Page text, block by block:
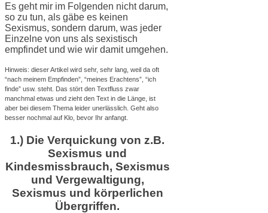
Es geht mir im Folgenden nicht darum,
so zu tun, als gäbe es keinen
Sexismus, sondern darum, was jeder
Einzelne von uns als sexistisch
empfindet und wie wir damit umgehen.
Hinweis: dieser Artikel wird sehr, sehr lang, weil da oft
“nach meinem Empfinden”, “meines Erachtens”, “ich
finde” usw. steht. Das stört den Textfluss zwar
manchmal etwas und zieht den Text in die Länge, ist
aber bei diesem Thema leider unerlässlich. Geht also
besser nochmal auf Klo, bevor Ihr anfangt.
1.) Die Verquickung von z.B.
Sexismus und
Kindesmissbrauch, Sexismus
und Vergewaltigung,
Sexismus und körperlichen
Übergriffen.